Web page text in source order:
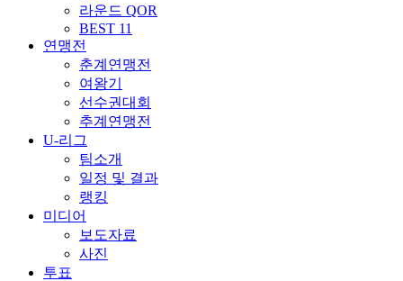
라운드 QOR
BEST 11
연맹전
춘계연맹전
여왕기
선수권대회
추계연맹전
U-리그
팀소개
일정 및 결과
랭킹
미디어
보도자료
사진
투표